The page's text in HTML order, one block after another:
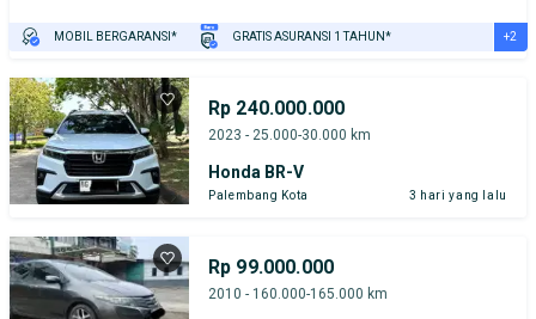
MOBIL BERGARANSI* GRATIS ASURANSI 1 TAHUN* +2
Rp 240.000.000
2023 - 25.000-30.000 km
Honda BR-V
Palembang Kota 3 hari yang lalu
Rp 99.000.000
2010 - 160.000-165.000 km